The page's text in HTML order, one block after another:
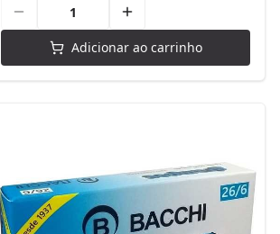
Adicionar ao carrinho